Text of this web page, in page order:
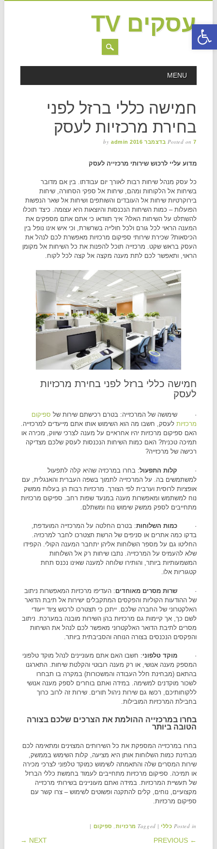
פתח סרגל נגישות
עסקים TV
MAIN MENU
MENU
חמישה כללי ברזל לפני
בחירת מרכזיות לעסק
Posted on7 בדצמבר 2016 byadmin
מדוע עליי לרכוש שירותי מרכזייה לעסק
כל עסק מנהל שיחות רבות לאורך יום עבודתו. בין אם מדובר
בשיחות אל הלקוחות ומהם, שיחות אל ספקי הסחורה, שיחות
בירוקרטיות שיחות אל העובדים והשותפים ושיחות אל שאר הנפשות
הפועלות – כמות השיחות הנכנסות והיוצאות היא עצומה. כיצד תוכלו
להשתלט על השיחות האלו? איך תוודאו כי אתם אתם מספקים את
המענה הראוי לכל גורם ולכל חולייה בשרשרת, וכי איש אינו נופל בין
הכיסאות? שכירת שירותי ספיקום מרכזיות מאפשרת לכם לנהל את
העסק בראש שקט. מרכזייה תוכל להפנות את כל השיחות אל מקומן
הראוי, ותאפשר לכם לתת מענה מקצה אל קצה לכל לקוח.
חמישה כללי ברזל לפני בחירת מרכזיות
לעסק
· שימושה של המרכזייה: בטרם רכישתם שירות של ספיקום
מרכזיותלעסק, חשבו מה הוא השימוש אותו אתם מייעדים למרכזייה.
האם ספיקום מרכזיות יהיו אחראיים על מענה לצרכי שיווק, מכירה או
תמיכה טכנית? האם כמות השיחות הנכנסות לעסק שלכם מצדיקה
רכישה של מרכזייה?
· קלות התפעול: בחרו במרכזיה שהיא קלה לתפעול
למשתמשים בה. על המרכזייה לתמוך בשפה העברית והאנגלית, עם
אופציות לרוסית וערבית לפי הצורך. מרכזיות רבות הן בעלות ממשק
נוח למשתמש ומאפשרות מענה במנעד שפות רחב. ספיקום מרכזיות
מתחייבים לספק ממשק שימוש נוח ומשתלם.
· כמות השלוחות: בטרם החלטה על המרכזייה המועדפת,
בדקו כמה אתרים או סניפים של הרשת תצטרכו לחבר למרכזיה.
החליטו גם על מספר השלוחות אליהן יתחבר המענה הקולי. הקפידו
שלא להעמיס על המרכזייה. נתבו שיחות רק אל השלוחות
המשמעותיות ביותר, והותירו שלוחה למענה שאינו נכנס תחת
קטגוריות אלו.
· שרות מסרים מאוחדים: העדיפו מרכזיות המאפשרות ניתוב
של ההודעות הקוליות והפקסים המתקבלים ישירות אל תיבת הדואר
האלקטרוני של החברה שלכם. ייתכן כי תצטרכו לרכוש ציוד ייעודי
לשם כך, אך קיימות גם מרכזיות בהן השירות מובנה במערכת. ניתוב
מסרים לתיבת הדואר האלקטרוני מאפשר לכם לנהל את השיחות
והפקסים הנכנסים בצורה הנוחה והסביבתית ביותר.
· מוקד טלפוני: חשבו האם אתם מעוניינים לנהל מוקד טלפוני
המספק מענה אנושי, או רק מענה רובוטי והקלטת שיחות. התארגנו
בהתאם (מבחינת חלל העבודה והמשכורות) במקרה בו תבחרו
לשכור מוקדנים למשימה. במידה ואתם בוחרים לספק מענה אנושי
ללקוחותיכם, רכשו גם שירות ניהול תורים. שירות זה לרוב כרוך
בחבילת המרכזיות המובילות.
בחרו במרכזייה ההולמת את הצרכים שלכם בצורה
הטובה ביותר
בחרו במרכזייה המספקת את כל השירותים המצוינים ומתאימה לכם
מבחינת כמות השלוחות אותן היא מציעה, קלות השימוש בממשק,
שירות המסרים שלה והתאמתה לשימוש כמוקד טלפוני לצרכי מכירה
או תמיכה. ספיקום מרכזיות מתחייבים לעמוד בחמשת כללי הברזל
של תעשיית המרכזיות. במידה ואתם מעוניינים בשירותי מרכזייה
מקצועיים, נוחים, קלים להתקנה ופשוטים לשימוש – צרו קשר עם
ספיקום מרכזיות.
Posted in כללי |
Tagged מרכזיות, ספיקום |
POST NAVIGATION
← PREVIOUS
NEXT →